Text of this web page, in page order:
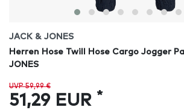
JACK & JONES
Herren Hose Twill Hose Cargo Jogger
JONES
UVP 59,99 €
51,29 EUR *